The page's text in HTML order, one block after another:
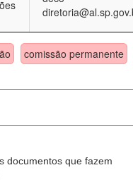
comissão permanente
documentos que fazem